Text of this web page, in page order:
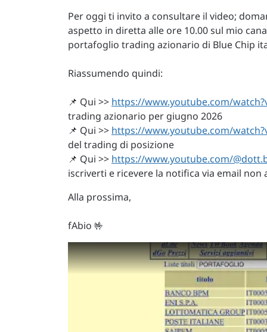
Per oggi ti invito a consultare il video;
aspetto in diretta alle ore 10.00 sul mio
portafoglio trading azionario di Blue Chip
Riassumendo quindi:
📌 Qui >> https://www.youtube.com/
trading azionario per giugno 2026
📌 Qui >> https://www.youtube.com/
del trading di posizione
📌 Qui >> https://www.youtube.com/
iscriverti e ricevere la notifica via email
Alla prossima,
fAbio 🤟